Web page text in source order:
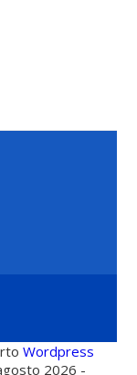
Wordpress
2026 -